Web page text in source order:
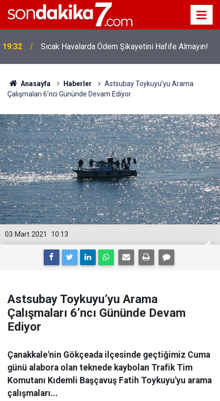
Sıcak Havalarda Ödem Şikayetini Hafife Almayın!
12:56 İ̇zmir 112’de Kan Donduran İ̇ddialar!
Anasayfa Haberler
Astsubay Toykuyu’yu Arama
Çalışmaları 6’ncı Gününde Devam Ediyor
10:13
03 Mart 2021
Astsubay Toykuyu’yu Arama
Çalışmaları 6’ncı Gününde Devam
Ediyor
Çanakkale'nin Gökçeada ilçesinde geçtiğimiz Cuma
günü alabora olan teknede kaybolan Trafik Tim
Komutanı Kıdemli Başçavuş Fatih Toykuyu'yu arama
çalışmaları...